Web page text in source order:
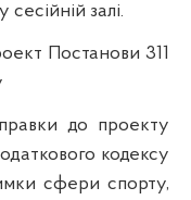
залі.
Постанови 311
до проекту
кодексу
сфери спорту,